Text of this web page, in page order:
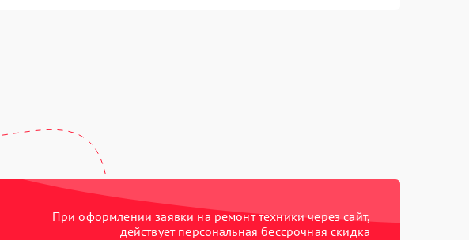
При оформлении заявки на ремонт техники через сайт,
действует персональная бессрочная скидка